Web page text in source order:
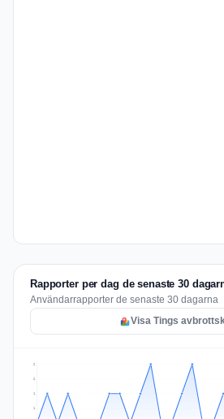
Rapporter per dag de senaste 30
Användarrapporter de senaste 30 dagarna
Visa Tings
1
1
2
2